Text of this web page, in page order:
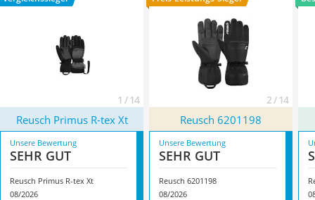
besonders das Modell
Reusch Primus R-tex Xt* mit seinen
1 / 14 2 / 14
Reusch Primus R-tex Xt Reusch 6201198
Unsere Bewertung
SEHR GUT
Reusch Primus R-tex Xt
08/2026
Unsere Bewertung
SEHR GUT
Reusch 6201198
08/2026